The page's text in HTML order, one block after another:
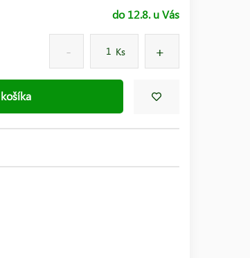
do 12.8. u Vás
Ks